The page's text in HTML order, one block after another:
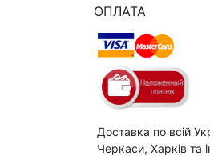
ОПЛАТА
Доставка по всій
Черкаси, Харків та